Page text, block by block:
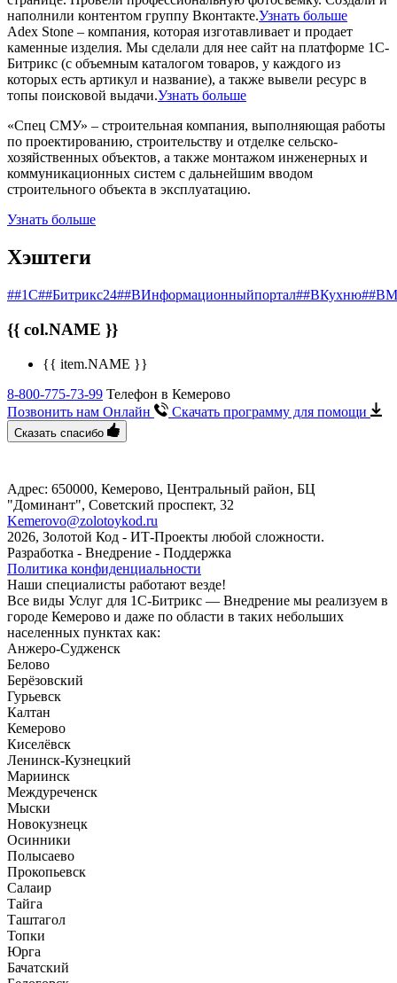
наполнили контентом группу Вконтакте.Узнать больше
Adex Stone – компания, которая изготавливает и продает
каменные изделия. Мы сделали для нее сайт на платформе 1С-
Битрикс (с объемным каталогом товаров, у каждого из
которых есть артикул и название), а также вывели ресурс в
топы поисковой выдачи.Узнать больше
«Спец СМУ» – строительная компания, выполняющая работы
по проектированию, строительству и отделке сельско-
хозяйственных объектов, а также монтажом инженерных и
коммуникационных систем с дальнейшим вводом
строительного объекта в эксплуатацию.
Узнать больше
Хэштеги
##1С##Битрикс24##ВИнформационныйпортал##ВКухню
{{ col.NAME }}
{{ item.NAME }}
8-800-775-73-99 Телефон в Кемерово
Позвонить нам Онлайн
Скачать программу для помощи
Сказать спасибо
Адрес: 650000, Кемерово, Центральный район, БЦ
"Доминант", ​Советский проспект, 32
Kemerovo@zolotoykod.ru
2026, Золотой Код - ИТ-Проекты любой сложности.
Разработка - Внедрение - Поддержка
Политика конфиденциальности
Наши специалисты работают везде!
Все виды Услуг для 1С-Битрикс — Внедрение мы реализуем в
городе Кемерово и даже по области в таких небольших
населенных пунктах как:
Анжеро-Судженск
Белово
Берёзовский
Гурьевск
Калтан
Кемерово
Киселёвск
Ленинск-Кузнецкий
Мариинск
Междуреченск
Мыски
Новокузнецк
Осинники
Полысаево
Прокопьевск
Салаир
Тайга
Таштагол
Топки
Юрга
Бачатский